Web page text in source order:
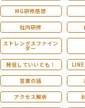
MG研修感想
社内研修
ストレングスファイン
ダー
発信していいとも！
営業の話
アクセス解析